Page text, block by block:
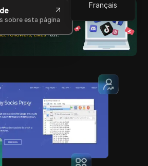
Français
sobre esta página